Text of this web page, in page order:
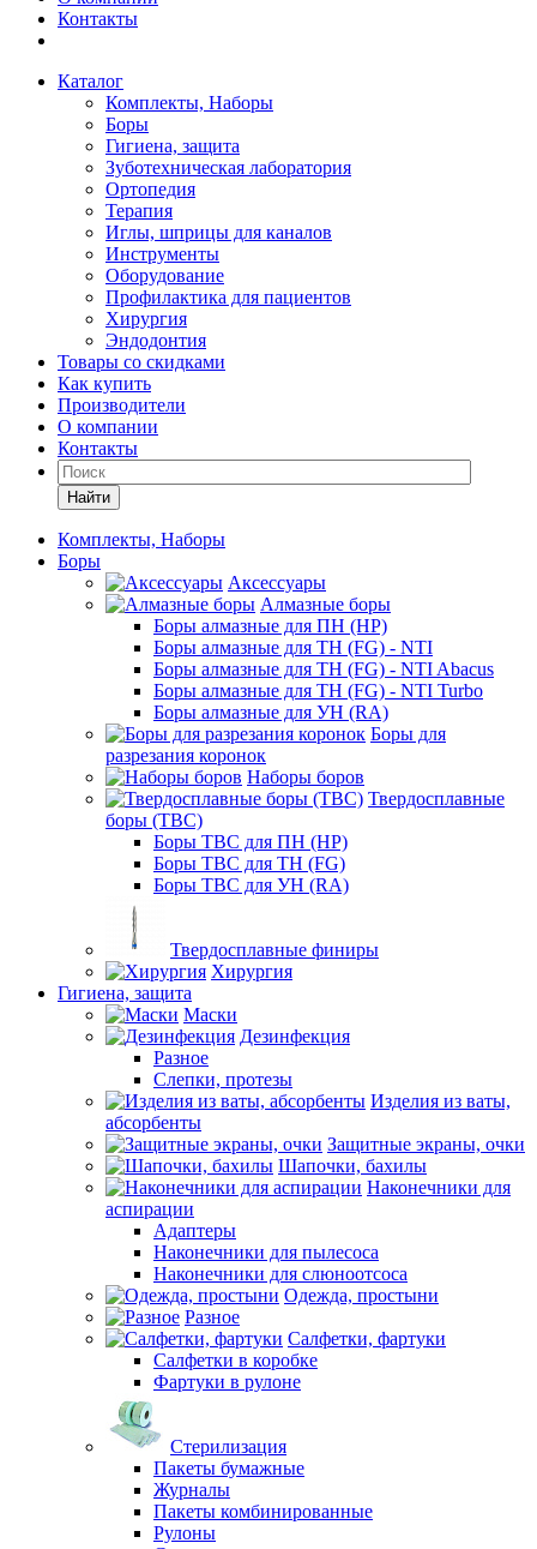
Контакты
Каталог
Комплекты, Наборы
Боры
Гигиена, защита
Зуботехническая лаборатория
Ортопедия
Терапия
Иглы, шприцы для каналов
Инструменты
Оборудование
Профилактика для пациентов
Хирургия
Эндодонтия
Товары со скидками
Как купить
Производители
О компании
Контакты
Найти
Комплекты, Наборы
Боры
Аксессуары
Алмазные боры
Боры алмазные для ПН (HP)
Боры алмазные для ТН (FG) - NTI
Боры алмазные для ТН (FG) - NTI Abacus
Боры алмазные для ТН (FG) - NTI Turbo
Боры алмазные для УН (RA)
Боры для
разрезания коронок
Наборы боров
Твердосплавные
боры (ТВС)
Боры ТВС для ПН (HP)
Боры ТВС для ТН (FG)
Боры ТВС для УН (RA)
Твердосплавные финиры
Хирургия
Гигиена, защита
Маски
Дезинфекция
Разное
Слепки, протезы
Изделия из ваты,
абсорбенты
Защитные экраны, очки
Шапочки, бахилы
Наконечники для
аспирации
Адаптеры
Наконечники для пылесоса
Наконечники для слюноотсоса
Одежда, простыни
Разное
Салфетки, фартуки
Салфетки в коробке
Фартуки в рулоне
Стерилизация
Пакеты бумажные
Журналы
Пакеты комбинированные
Рулоны